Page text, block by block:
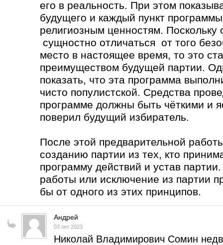
его в реальность. При этом
будущего и каждый пункт
религиозным ценностям. Поскольку
сущностно отличаться от того
место в настоящее время, то это
преимуществом будущей партии.
показать, что эта программа
чисто популистской. Средства
программе должны быть чёткими и
поверил будущий избиратель.
После этой предварительной
созданию партии из тех, кто
программу действий и устав
работы или исключение из партии
бы от одного из этих принципов.
Андрей
03 окт 2023
Николай Владимирович Сомин